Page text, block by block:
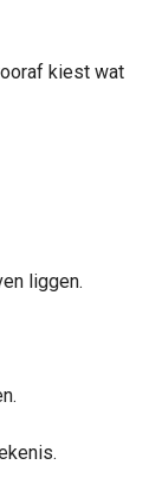
kiest wat
liggen.